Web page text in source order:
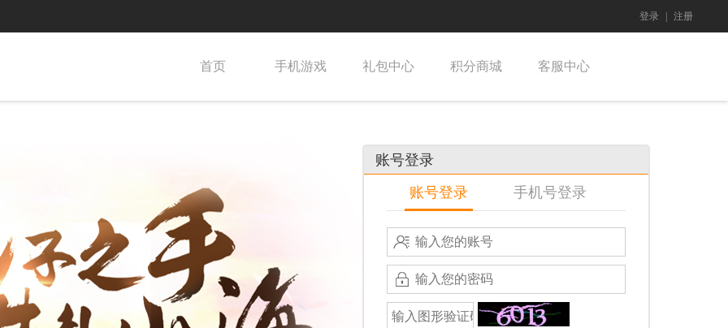
登录 注册
首页 手机游戏 礼包中心 积分商城 客服中心
账号登录
账号登录
手机号登录